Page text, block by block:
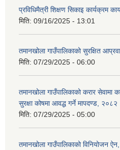
प्रविधिमैत्री शिक्षण सिकाइ कार्यक्रम
मिति: 09/16/2025 - 13:01
तमानखोला गाउँपालिकाको सुरक्षित
मिति: 07/29/2025 - 06:00
तमानखोला गाउँपालिकाको करार सेवामा
सुरक्षा कोषमा आवद्ध गर्ने मापदण्ड, २०८२
मिति: 07/29/2025 - 05:00
तमानखोला गाउँपालिकाको विनियोजन